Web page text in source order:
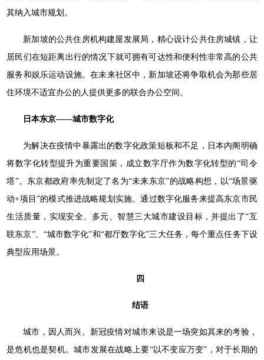
其纳入城市规划。
新加坡的公共住房机构建屋发展局，精心设计公共住房城镇，让
居民们在短距离出行的情况下就可拥有可达性和便利性非常高的公共
服务和娱乐运动设施。在未来社区中，新加坡还将争取机会为那些居
住环境不适宜办公的人提供更多的联合办公空间。
日本东京——城市数字化
为解决在疫情中暴露出的数字化政策短板和不足，日本内阁明确
将数字化转型提升为重要国策，成立数字厅作为数字化转型的“司令
塔”。东京都政府率先制定了名为“未来东京”的战略构想，以“场景驱
动+项目”的模式推进战略规划实施。通过数字化服务来提高东京市民
生活质量，实现安全、多元、智慧三大城市建设目标，并提出了“互
联东京”、“城市数字化”和“都厅数字化”三大任务，每个重点任务下设
典型应用场景。
四
结语
城市，因人而兴。新冠疫情对城市来说是一场突如其来的考验，
是危机也是契机。城市发展在战略上要“以不变应万变”，对于长期的